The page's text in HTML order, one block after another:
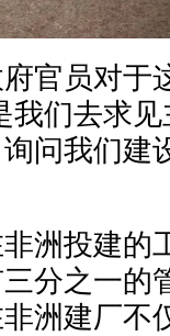
员对于
我们去求
问我们建
投建的
分之一的
洲建厂不